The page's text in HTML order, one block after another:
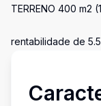
TERRENO 400 m2
rentabilidade de